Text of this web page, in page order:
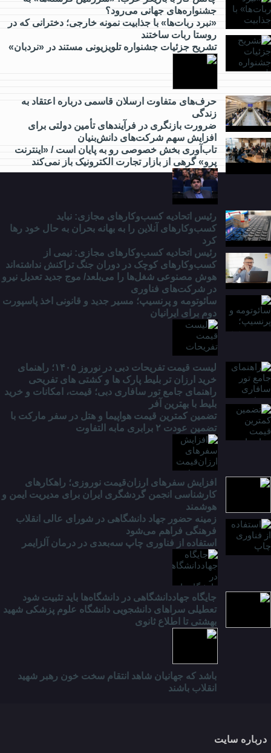
جشنواره‌های جهانی می‌رود؟
«نبرد ربات‌ها» با جذابیت نمونه خارجی؛ دخترانی که در
روستا ربات ساختند
تشریح جزئیات جشنواره‌ تلویزیونی مستند در «نردبان»
حرف‌های متفاوت ارسلان قاسمی درباره اعتقاد به
زندگی
چه خبر؟
ضرورت بازنگری در فرآیندهای تأمین دولتی برای
افزایش سهم شرکت‌های دانش‌بنیان
تاب‌آوری بخش خصوصی رو به پایان است / «اینترنت
پرو» گرهی از بازار تجارت الکترونیک باز نمی‌کند
رئیس اتحادیه کسب‌وکارهای مجازی: نباید
کسب‌وکارهای آنلاین را به بهانه بحران به حال خود رها
کرد
رئیس اتحادیه کسب‌وکارهای مجازی: نیمی از
کسب‌وکارهای کوچک در دوران جنگ‌ تراکنش نداشته‌اند
هوش مصنوعی شغل‌ها را می‌بلعد/ موج جدید تعدیل نیرو
در شرکت‌های فناوری
از
سائوتومه و پرنسیپ؛ مسیر جدید و قانونی اخذ پاسپورت
دوم برای ایرانیان
لیست قیمت تفریحات دبی در نوروز ۱۴۰۵؛ راهنمای
خرید ارزان تر بلیط پارک ها و کشتی های تفریحی
راهنمای جامع تور سافاری دبی؛ قیمت، امکانات و خرید
بلیط با بهترین آفر
تضمین کمترین قیمت هواپیما و هتل در سفر مارکت با
تضمین عودت ۲ برابری مابه التفاوت
افزایش سفرهای ارزان‌قیمت نوروزی؛ راهکارهای
کارشناسی انجمن گردشگری ایران برای مدیریت ایمن و
هوشمند
از
مدارس
دانشگاه
چه
خبر؟
زمینه حضور جهاد دانشگاهی در شورای عالی انقلاب
فرهنگی فراهم می‌شود
استفاده از فناوری چاپ سه‌بعدی در درمان آلزایمر
جایگاه جهاددانشگاهی در دانشگاه‌ها باید تثبیت شود
تعطیلی سراهای دانشجویی دانشگاه علوم پزشکی شهید
بهشتی تا اطلاع ثانوی
باشد که جهانیان شاهد انتقام سخت خون رهبر شهید
انقلاب باشند
درباره سایت